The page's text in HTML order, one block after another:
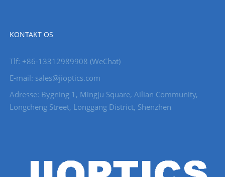
KONTAKT OS
Tlf: +86-13312989908 (WeChat)
E-mail: sales@jioptics.com
Adresse: Bygning 1, Mingju Square, Ailian Community,
Longcheng Street, Longgang District, Shenzhen